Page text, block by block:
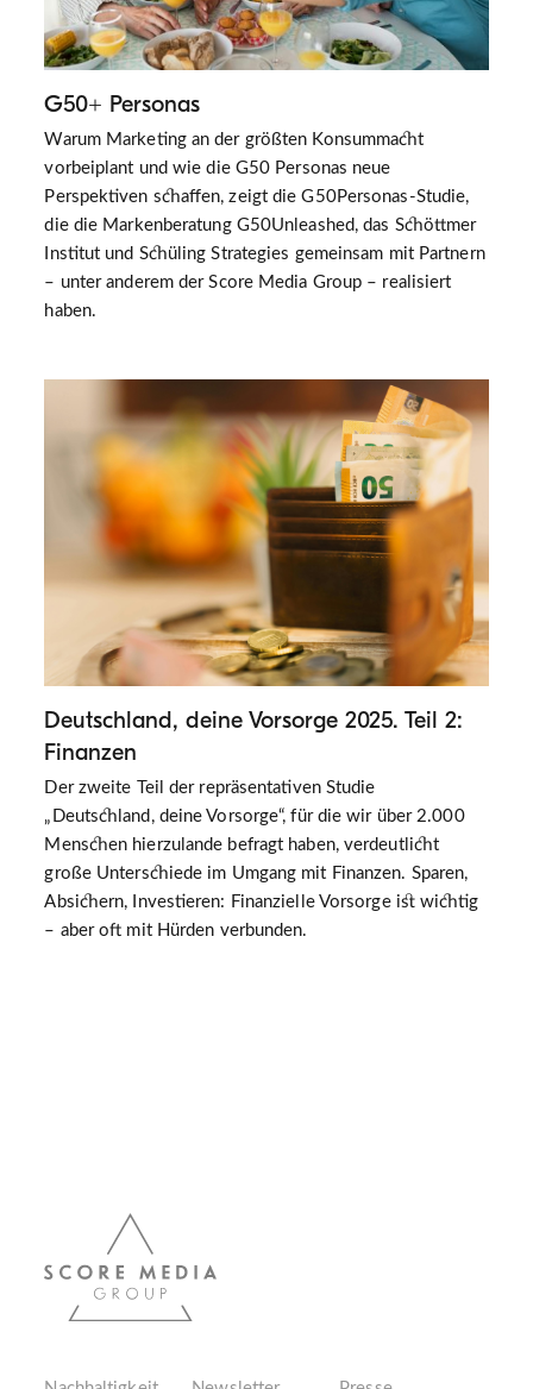
G50+ Personas
Warum Marketing an der größten Konsummacht
vorbeiplant und wie die G50 Personas neue
Perspektiven schaffen, zeigt die G50Personas-Studie,
die die Markenberatung G50Unleashed, das Schöttmer
Institut und Schüling Strategies gemeinsam mit Partnern
– unter anderem der Score Media Group – realisiert
haben.
Deutschland, deine Vorsorge 2025. Teil 2:
Finanzen
Der zweite Teil der repräsentativen Studie
„Deutschland, deine Vorsorge“, für die wir über 2.000
Menschen hierzulande befragt haben, verdeutlicht
große Unterschiede im Umgang mit Finanzen. Sparen,
Absichern, Investieren: Finanzielle Vorsorge ist wichtig
– aber oft mit Hürden verbunden.